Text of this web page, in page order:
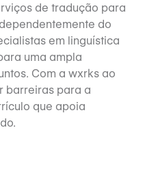
de tradução para
do
em linguística
uma ampla
Com a wxrks ao
barreiras para a
que apoia